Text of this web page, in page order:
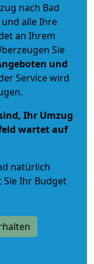
nach Bad
alle Ihre
an Ihrem
Sie
und
Service wird
Ihr Umzug
wartet auf
natürlich
Sie Ihr Budget